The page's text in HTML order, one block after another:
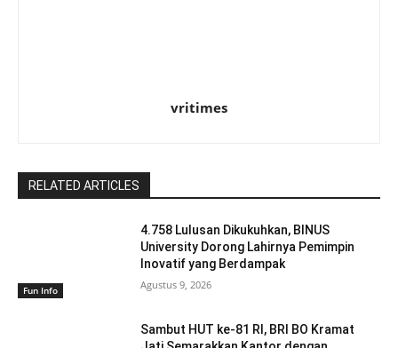
vritimes
RELATED ARTICLES
Fun Info
4.758 Lulusan Dikukuhkan, BINUS
University Dorong Lahirnya Pemimpin
Inovatif yang Berdampak
Agustus 9, 2026
Sambut HUT ke-81 RI, BRI BO Kramat